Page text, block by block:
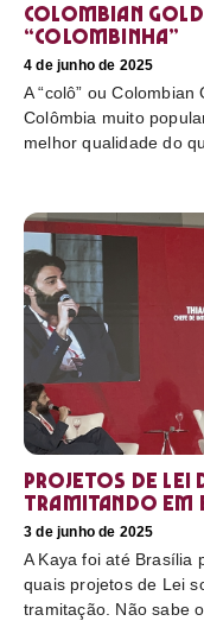
Colombian
“colombinha”
4 de junho de 2025
A “colô” ou
Colômbia muito
melhor qualidade do
Projetos de Lei
tramitando em
3 de junho de 2025
A Kaya foi até Brasília
quais projetos de Lei
tramitação. Não sabe